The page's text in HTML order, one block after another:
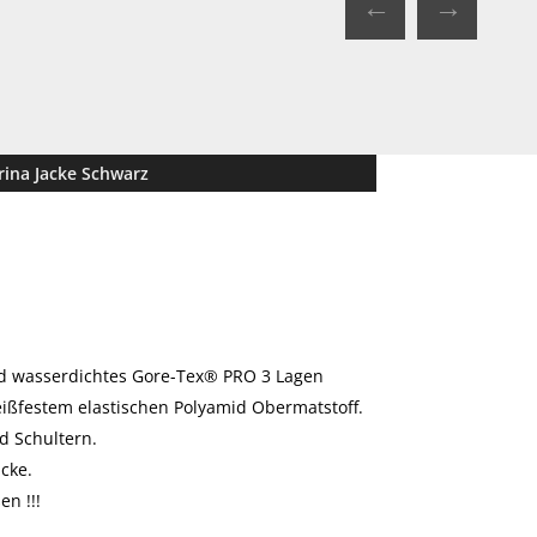
Jacke Schwarz
Gore-Tex® PRO 3 Lagen
elastischen Polyamid Obermatstoff.
Schultern.
!!!